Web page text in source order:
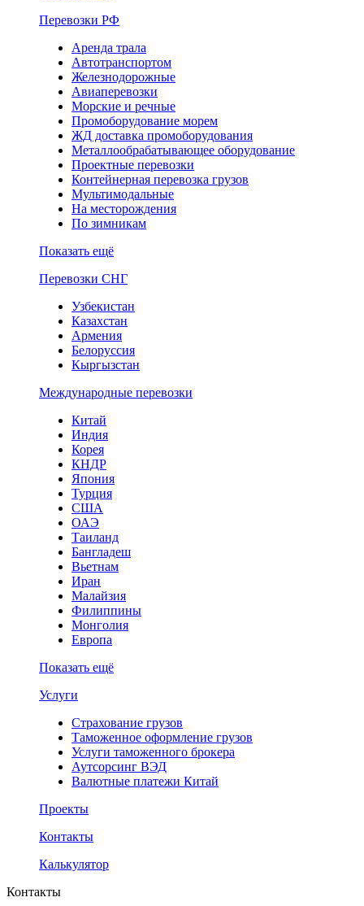
Перевозки РФ
Аренда трала
Автотранспортом
Железнодорожные
Авиаперевозки
Морские и речные
Промоборудование морем
ЖД доставка промоборудования
Металлообрабатывающее оборудование
Проектные перевозки
Контейнерная перевозка грузов
Мультимодальные
На месторождения
По зимникам
Показать ещё
Перевозки СНГ
Узбекистан
Казахстан
Армения
Белоруссия
Кыргызстан
Международные перевозки
Китай
Индия
Корея
КНДР
Япония
Турция
США
ОАЭ
Таиланд
Бангладеш
Вьетнам
Иран
Малайзия
Филиппины
Монголия
Европа
Показать ещё
Услуги
Страхование грузов
Таможенное оформление грузов
Услуги таможенного брокера
Аутсорсинг ВЭД
Валютные платежи Китай
Проекты
Контакты
Калькулятор
Контакты